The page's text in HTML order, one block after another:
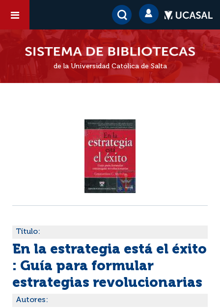
de la Universidad Católica de Salta
Título:
En la estrategia está el éxito
: Guía para formular
estrategias revolucionarias
Autores: